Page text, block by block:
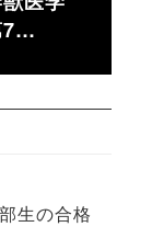
7…
生の合格